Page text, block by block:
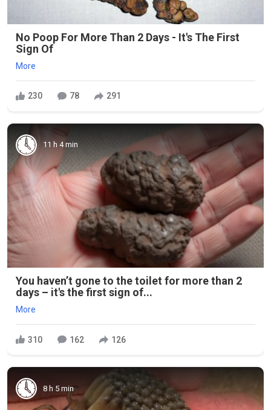
No Poop For More Than 2 Days - It's The First
Sign Of
More
230 78 291
11 h 4 min
You haven’t gone to the toilet for more than 2
days – it's the first sign of...
More
310 162 126
8 h 5 min